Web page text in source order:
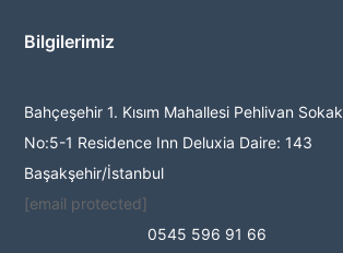
Bilgilerimiz
Bahçeşehir 1. Kısım Mahallesi Pehlivan Sokak
No:5-1 Residence Inn Deluxia Daire: 143
Başakşehir/İstanbul
[email protected]
0545 596 91 66